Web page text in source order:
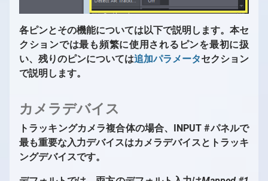
各ピンとその機能については以下で説明します。本セ
クションでは最も頻繁に使用されるピンを最初に扱
い、残りのピンについては追加パラメータセクション
で説明します。
カメラデバイス
トラッキングカメラ複合体の場合、INPUT #パネルで
最も重要な入力デバイスはカメラデバイスとトラッキ
ングデバイスです。